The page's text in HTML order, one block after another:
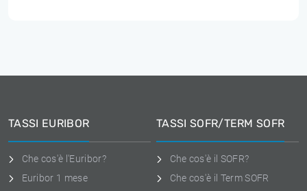
TASSI EURIBOR
Che cos'è l'Euribor?
Euribor 1 mese
TASSI SOFR/TERM SOFR
Che cos'è il SOFR?
Che cos'è il Term SOFR